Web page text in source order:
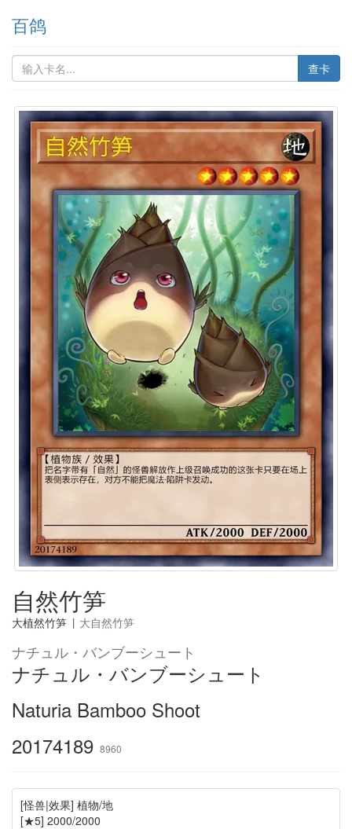
百鸽
查卡
自然竹笋
大植然竹笋 | 大自然竹笋
ナチュル・バンブーシュート
ナチュル・バンブーシュート
Naturia Bamboo Shoot
20174189 8960
[怪兽|效果] 植物/地
[★5] 2000/2000